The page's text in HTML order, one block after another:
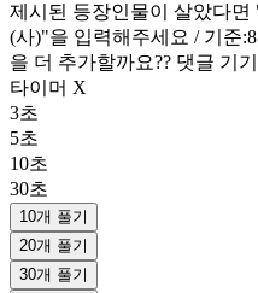
제시된 등장인물이 살았다
(사)"을 입력해주세요 / 기준
을 더 추가할까요?? 댓글 기기
타이머 X
3초
5초
10초
30초
10개 풀기
20개 풀기
30개 풀기